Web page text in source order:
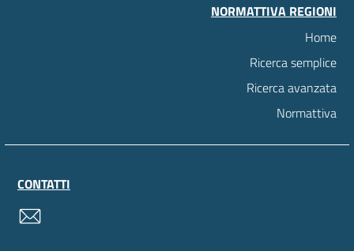
NORMATTIVA REGIONI
Home
Ricerca semplice
Ricerca avanzata
Normattiva
CONTATTI